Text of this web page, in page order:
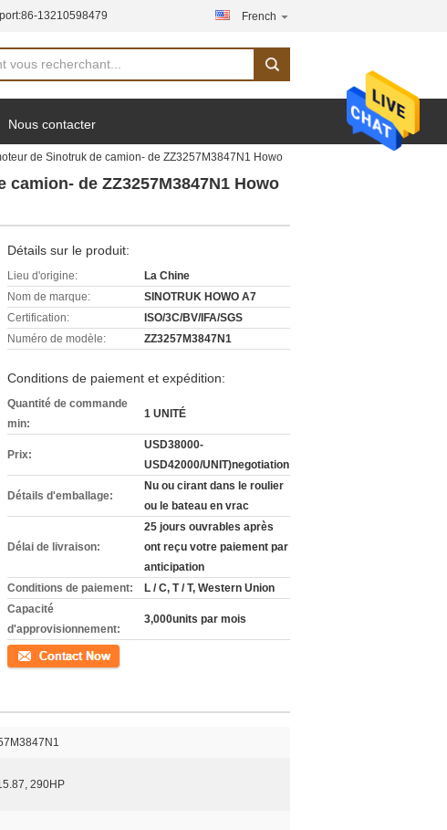
86-13210598479 French
Nous contacter
de Sinotruk de camion- de ZZ3257M3847N1 Howo
de ZZ3257M3847N1 Howo
Détails sur le produit:
Lieu d'origine:
La Chine
Nom de marque:
SINOTRUK HOWO A7
Certification:
ISO/3C/BV/IFA/SGS
Numéro de modèle:
ZZ3257M3847N1
Conditions de paiement et expédition:
Quantité de commande
min:
1 UNITÉ
Prix:
USD38000-
USD42000/UNIT)negotiation
Détails d'emballage:
Nu ou cirant dans le roulier
ou le bateau en vrac
Délai de livraison:
25 jours ouvrables après
ont reçu votre paiement par
anticipation
Conditions de paiement:
L / C, T / T, Western Union
Capacité
d'approvisionnement:
3,000units par mois
Contact
290HP